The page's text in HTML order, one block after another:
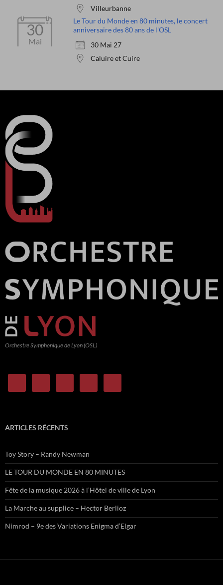
Villeurbanne
30
Mai
Le Tour du Monde en 80 minutes, le concert
anniversaire des 80 ans de l'OSL
30 Mai 27
Caluire et Cuire
Orchestre Symphonique de Lyon (OSL)
ARTICLES RÉCENTS
Toy Story – Randy Newman
LE TOUR DU MONDE EN 80 MINUTES
Fête de la musique 2026 à l’Hôtel de ville de Lyon
La Marche au supplice – Hector Berlioz
Nimrod – 9e des Variations Enigma d’Elgar